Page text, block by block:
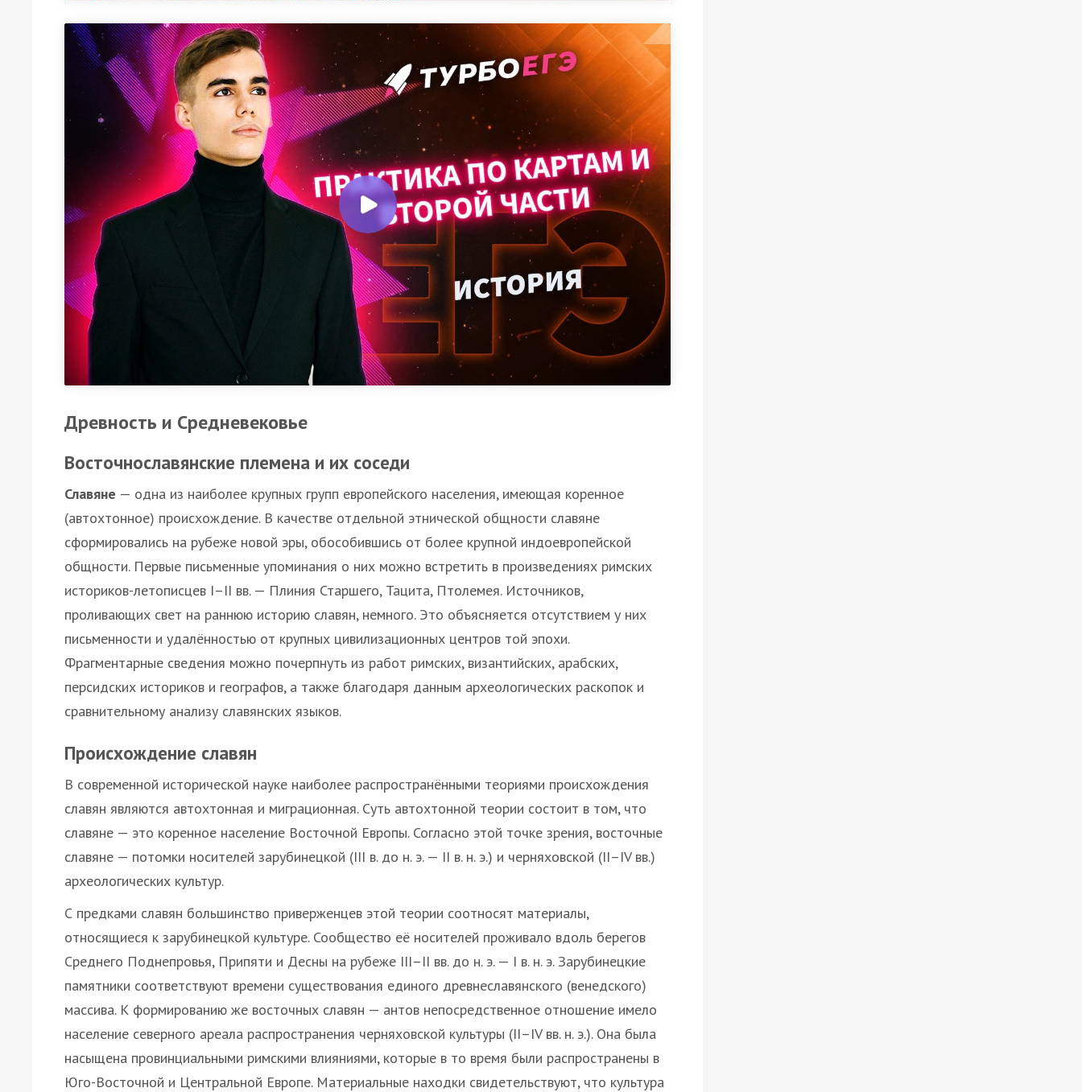
Древность и Средневековье
Восточнославянские племена и их соседи
Славяне — одна из наиболее крупных групп европейского населения, имеющая коренное
(автохтонное) происхождение. В качестве отдельной этнической общности славяне
сформировались на рубеже новой эры, обособившись от более крупной индоевропейской
общности. Первые письменные упоминания о них можно встретить в произведениях римских
историков-летописцев І–ІІ вв. — Плиния Старшего, Тацита, Птолемея. Источников,
проливающих свет на раннюю историю славян, немного. Это объясняется отсутствием у них
письменности и удалённостью от крупных цивилизационных центров той эпохи.
Фрагментарные сведения можно почерпнуть из работ римских, византийских, арабских,
персидских историков и географов, а также благодаря данным археологических раскопок и
сравнительному анализу славянских языков.
Происхождение славян
В современной исторической науке наиболее распространёнными теориями происхождения
славян являются автохтонная и миграционная. Суть автохтонной теории состоит в том, что
славяне — это коренное население Восточной Европы. Согласно этой точке зрения, восточные
славяне — потомки носителей зарубинецкой (III в. до н. э. — II в. н. э.) и черняховской (ІІ–IV вв.)
археологических культур.
С предками славян большинство приверженцев этой теории соотносят материалы,
относящиеся к зарубинецкой культуре. Сообщество её носителей проживало вдоль берегов
Среднего Поднепровья, Припяти и Десны на рубеже III–II вв. до н. э. — I в. н. э. Зарубинецкие
памятники соответствуют времени существования единого древнеславянского (венедского)
массива. К формированию же восточных славян — антов непосредственное отношение имело
население северного ареала распространения черняховской культуры (II–IV вв. н. э.). Она была
насыщена провинциальными римскими влияниями, которые в то время были распространены в
Юго-Восточной и Центральной Европе. Материальные находки свидетельствуют, что культура